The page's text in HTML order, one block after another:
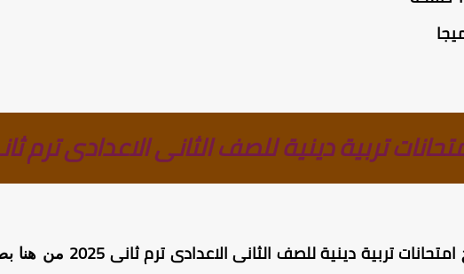
تربية دينية للصف الثانى الاعدادى ترم ثانى
تربية دينية للصف الثانى الاعدادى ترم ثانى 2025